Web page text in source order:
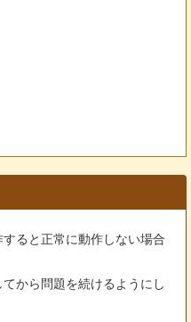
ると正常に動作しない場合
から問題を続けるようにし